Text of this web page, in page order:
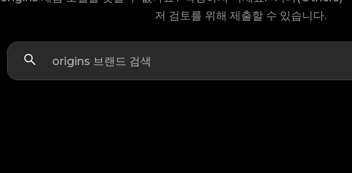
저 검토를 위해 제출할 수 있습니다.